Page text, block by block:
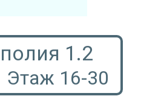
16-30
1.2